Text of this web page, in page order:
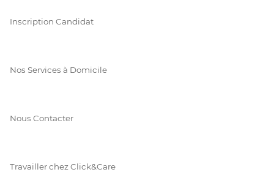
Inscription Candidat
Nos Services à Domicile
Nous Contacter
Travailler chez Click&Care